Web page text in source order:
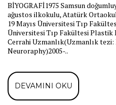
BİYOGRAFİ1975 Samsun
ağustos ilkokulu, Atatürk
19 Mayıs Üniversitesi Tıp
Üniversitesi Tıp Fakültesi
Cerrahi Uzmanlık(Uzmanlık tezi:
Neuroraphy)2005-..
DEVAMINI OKU